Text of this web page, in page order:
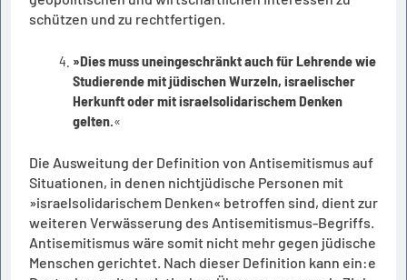
schützen und zu rechtfertigen.
»Dies muss uneingeschränkt auch für Lehrende wie
Studierende mit jüdischen Wurzeln, israelischer
Herkunft oder mit israelsolidarischem Denken
gelten. «
Die Ausweitung der Definition von Antisemitismus auf
Situationen, in denen nichtjüdische Personen mit
»israelsolidarischem Denken« betroffen sind, dient zur
weiteren Verwässerung des Antisemitismus-Begriffs.
Antisemitismus wäre somit nicht mehr gegen jüdische
Menschen gerichtet. Nach dieser Definition kann ein:e